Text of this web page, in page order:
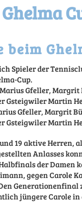
beim
Spieler der
Cup.
Gfeller, Margrit
Gsteigwiler Martin
19 aktive Herren,
Anlasses
der Damen
gegen Carole
jüngere Carole in